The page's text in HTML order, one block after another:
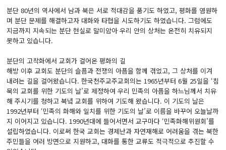
분단 80년의 역사에서 남과 북은 서로 적대감을 품기도 하였고, 평화를 염원하
며 분단 문제를 해결하고자 대화와 타협을 시도하기도 하였습니다. 그럼에도
지금까지 지속되는 분단 현실로 말미암아 우리 안의 상처는 온전히 치유되지
못하고 있습니다.
분단의 고착화에서 교회가 걸어온 평화의 길
해방 이후 교회도 분단의 슬픔과 전쟁의 아픔을 함께 겪었고, 그 상처를 이겨
내려는 길을 걸어왔습니다. 한국천주교주교회의는 1965년부터 6월 25일을 ‘침
묵의 교회를 위한 기도의 날’로 제정하여 우리 민족의 아픔을 하느님께서 치유
해 주시기를 청하고 북녘 교회를 위하여 기도해 왔습니다. 이 기도의 날은
1992년부터 ‘민족의 화해와 일치를 위한 기도의 날’로 이름을 바꾸어 오늘날까
지 이어지고 있습니다. 1990년대에 들어서면서 교구마다 ‘민족화해위원회’를
설립하였습니다. 이로써 한국 교회는 경제난과 자연재해로 어려움을 겪는 북한
주민들을 여러 방면으로 지원하고, 대화를 통한 교류도 적극적으로 추진할 수